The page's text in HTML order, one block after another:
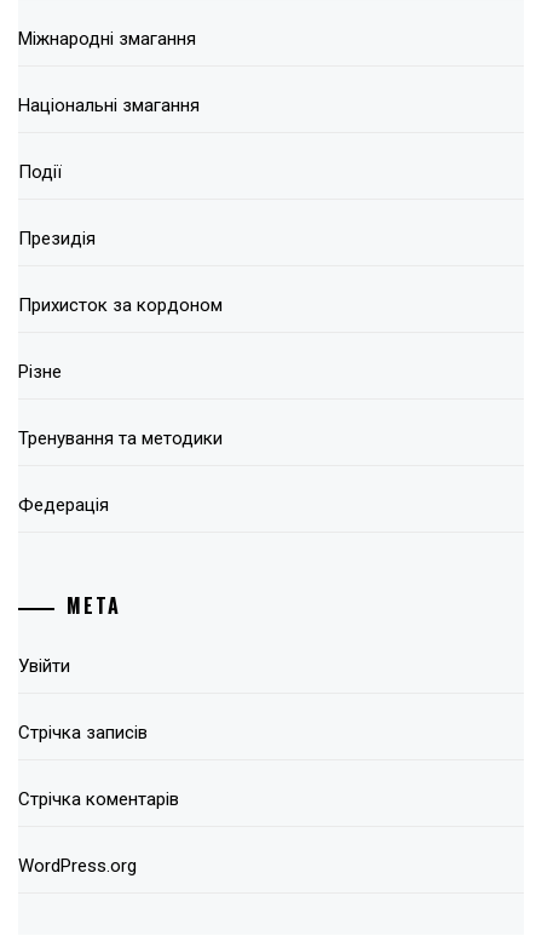
Міжнародні змагання
Національні змагання
Події
Президія
Прихисток за кордоном
Різне
Тренування та методики
Федерація
МЕТА
Увійти
Стрічка записів
Стрічка коментарів
WordPress.org